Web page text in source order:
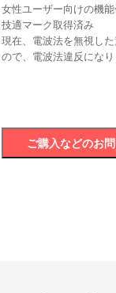
女性ユーザー向けの機
技適マーク取得済み
現在、電波法を無視し
ので、電波法違反にな